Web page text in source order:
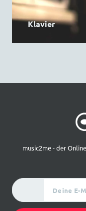
Klavier
music2me - der
Deine E-